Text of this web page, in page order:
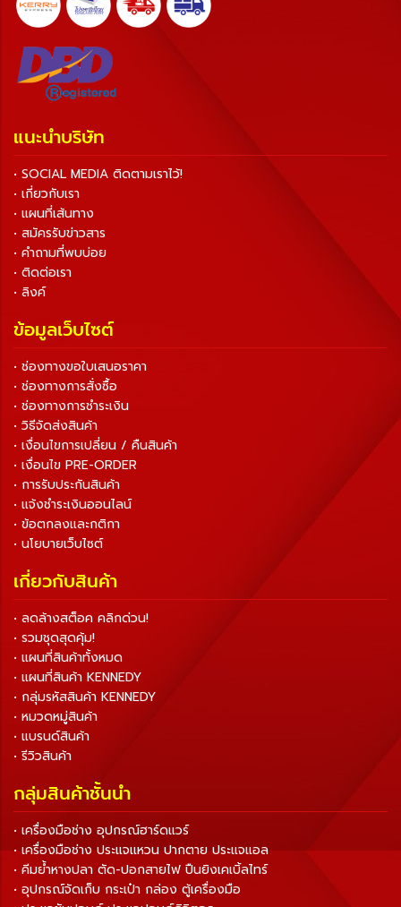
แนะนำบริษัท
• SOCIAL MEDIA ติดตามเราไว้!
• เกี่ยวกับเรา
• แผนที่เส้นทาง
• สมัครรับข่าวสาร
• คำถามที่พบบ่อย
• ติดต่อเรา
• ลิงค์
ข้อมูลเว็บไซต์
• ช่องทางขอใบเสนอราคา
• ช่องทางการสั่งซื้อ
• ช่องทางการชำระเงิน
• วิธีจัดส่งสินค้า
• เงื่อนไขการเปลี่ยน / คืนสินค้า
• เงื่อนไข PRE-ORDER
• การรับประกันสินค้า
• แจ้งชำระเงินออนไลน์
• ข้อตกลงและกติกา
• นโยบายเว็บไซต์
เกี่ยวกับสินค้า
• ลดล้างสต็อค คลิกด่วน!
• รวมชุดสุดคุ้ม!
• แผนที่สินค้าทั้งหมด
• แผนที่สินค้า KENNEDY
• กลุ่มรหัสสินค้า KENNEDY
• หมวดหมู่สินค้า
• แบรนด์สินค้า
• รีวิวสินค้า
กลุ่มสินค้าชั้นนำ
• เครื่องมือช่าง อุปกรณ์ฮาร์ดแวร์
• เครื่องมือช่าง ประแจแหวน ปากตาย ประแจแอล
• คีมย้ำหางปลา ตัด-ปอกสายไฟ ปืนยิงเคเบิ้ลไทร์
• อุปกรณ์จัดเก็บ กระเป๋า กล่อง ตู้เครื่องมือ